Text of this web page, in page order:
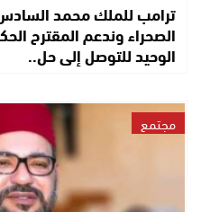
ترامب للملك محمد
الصحراء وندعم المقترح
الوحيد للتوصل إلى حل..
مجتمع